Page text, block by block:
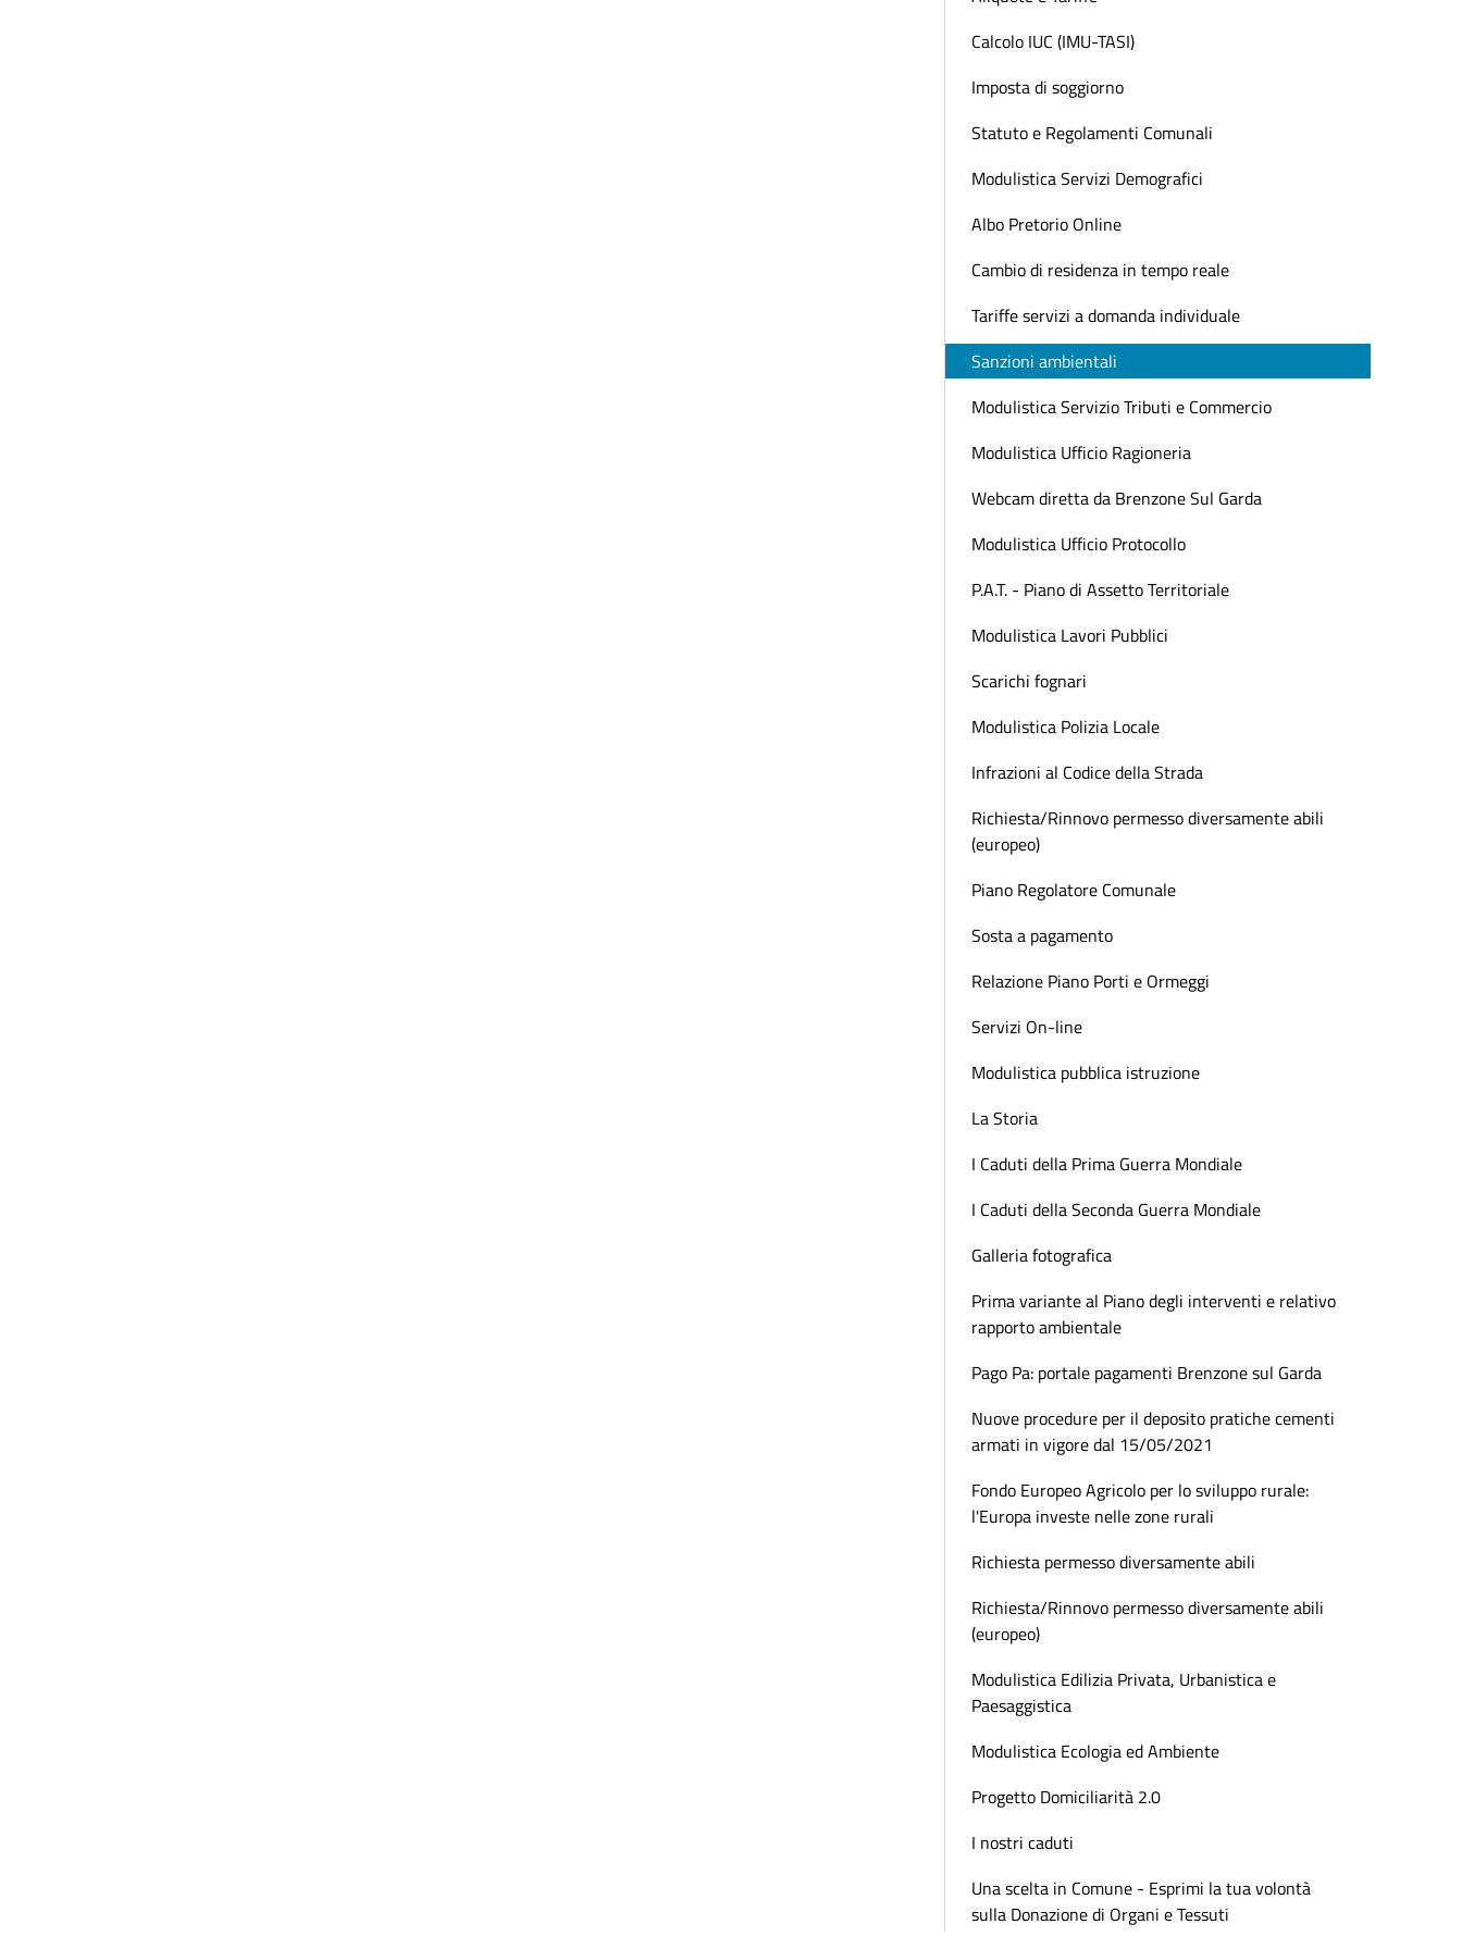
Calcolo IUC (IMU-TASI)
Imposta di soggiorno
Statuto e Regolamenti Comunali
Modulistica Servizi Demografici
Albo Pretorio Online
Cambio di residenza in tempo reale
Tariffe servizi a domanda individuale
Sanzioni ambientali
Modulistica Servizio Tributi e Commercio
Modulistica Ufficio Ragioneria
Webcam diretta da Brenzone Sul Garda
Modulistica Ufficio Protocollo
P.A.T. - Piano di Assetto Territoriale
Modulistica Lavori Pubblici
Scarichi fognari
Modulistica Polizia Locale
Infrazioni al Codice della Strada
Richiesta/Rinnovo permesso diversamente abili
(europeo)
Piano Regolatore Comunale
Sosta a pagamento
Relazione Piano Porti e Ormeggi
Servizi On-line
Modulistica pubblica istruzione
La Storia
I Caduti della Prima Guerra Mondiale
I Caduti della Seconda Guerra Mondiale
Galleria fotografica
Prima variante al Piano degli interventi e relativo
rapporto ambientale
Pago Pa: portale pagamenti Brenzone sul Garda
Nuove procedure per il deposito pratiche cementi
armati in vigore dal 15/05/2021
Fondo Europeo Agricolo per lo sviluppo rurale:
l'Europa investe nelle zone rurali
Richiesta permesso diversamente abili
Richiesta/Rinnovo permesso diversamente abili
(europeo)
Modulistica Edilizia Privata, Urbanistica e
Paesaggistica
Modulistica Ecologia ed Ambiente
Progetto Domiciliarità 2.0
I nostri caduti
Una scelta in Comune - Esprimi la tua volontà
sulla Donazione di Organi e Tessuti